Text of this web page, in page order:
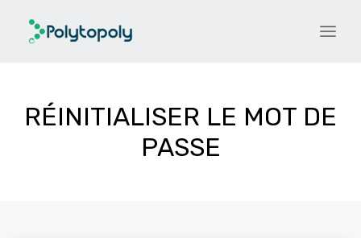
RÉINITIALISER LE MOT DE
PASSE